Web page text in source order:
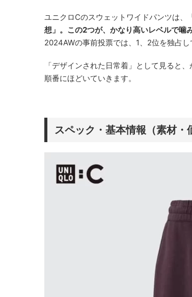
ユニクロCのスウェットワイドパンツは、
想」。この2つが、かなり高いレベルで噛
2024AWの事前投票では、1、2位を独占し
「デザインされた日常着」として見ると
順番にほどいていきます。
スペック・基本情報（素材・